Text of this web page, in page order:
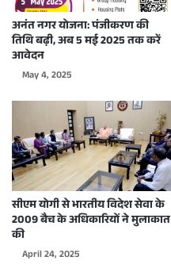
अनंत नगर योजना: पंजीकरण की
तिथि बढ़ी, अब 5 मई 2025 तक करें
आवेदन
May 4, 2025
सीएम योगी से भारतीय विदेश सेवा के
2009 बैच के अधिकारियों ने मुलाकात
की
April 24, 2025